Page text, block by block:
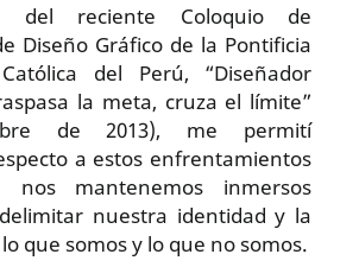
del reciente Coloquio de
Diseño Gráfico de la Pontificia
del Perú, “Diseñador
la meta, cruza el límite”
de 2013), me permití
a estos enfrentamientos
mantenemos inmersos
nuestra identidad y la
que somos y lo que no somos.